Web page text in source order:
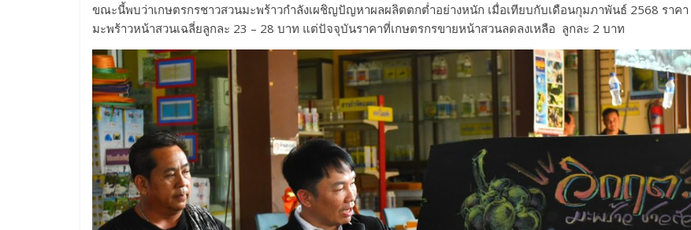
ขณะนี้พบว่าเกษตรกรชาวสวนมะพร้าวกำลังเผชิญปัญหาผลผลิตตกต่ำอย่างหนัก เมื่อเทียบกับเดือนกุมภาพันธ์ 2568 ราคา
มะพร้าวหน้าสวนเฉลี่ยลูกละ 23 – 28 บาท แต่ปัจจุบันราคาที่เกษตรกรขายหน้าสวนลดลงเหลือ ลูกละ 2 บาท